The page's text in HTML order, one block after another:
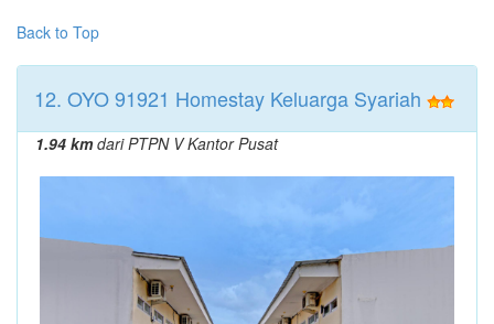
Back to Top
12. OYO 91921 Homestay Keluarga Syariah
1.94 kmdari PTPN V Kantor Pusat